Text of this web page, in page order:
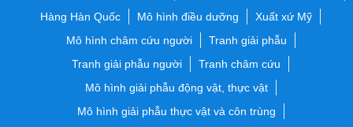
Hàng Hàn Quốc
Mô hình điều dưỡng
Xuất xứ Mỹ
Mô hình châm cứu người
Tranh giải phẫu
Tranh giải phẫu người
Tranh châm cứu
Mô hình giải phẫu động vật, thực vật
Mô hình giải phẫu thực vật và côn trùng